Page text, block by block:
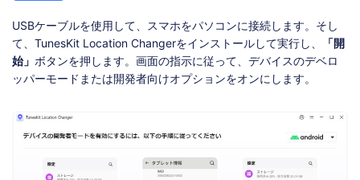
USBケーブルを使用して、スマホをパソコンに接続します。そし
て、TunesKit Location Changerをインストールして実行し、
「開
始」 ボタンを押します。画面の指示に従って、デバイスのデベロ
ッパーモードまたは開発者向けオプションをオンにします。